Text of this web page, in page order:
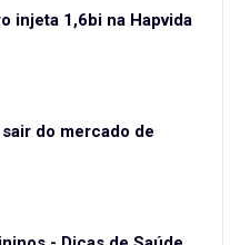
injeta 1,6bi na Hapvida
do mercado de